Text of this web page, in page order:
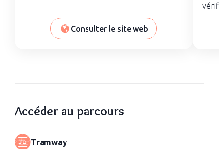
Consulter le site web
Accéder au parcours
Tramway